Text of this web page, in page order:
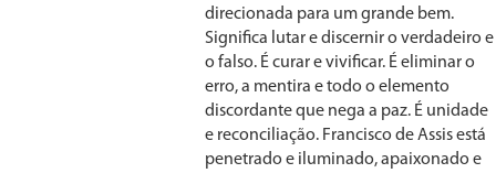
direcionada para um grande bem.
Significa lutar e discernir o verdadeiro e
o falso. É curar e vivificar. É eliminar o
erro, a mentira e todo o elemento
discordante que nega a paz. É unidade
e reconciliação. Francisco de Assis está
penetrado e iluminado, apaixonado e